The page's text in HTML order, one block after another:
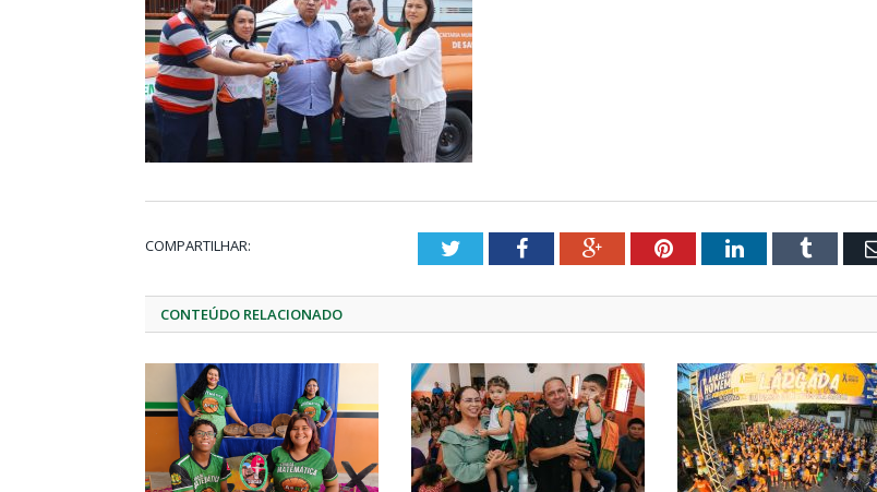
COMPARTILHAR: TwitterFacebookGoogle+PinterestLinkedInTumblr
CONTEÚDO RELACIONADO